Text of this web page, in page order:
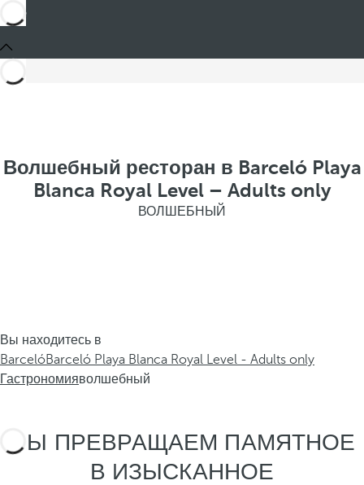
Волшебный ресторан в Barceló Playa
Blanca Royal Level – Adults only
ВОЛШЕБНЫЙ
Вы находитесь в
BarcelóBarceló Playa Blanca Royal Level - Adults only
Гастрономияволшебный
МЫ ПРЕВРАЩАЕМ ПАМЯТНОЕ
В ИЗЫСКАННОЕ